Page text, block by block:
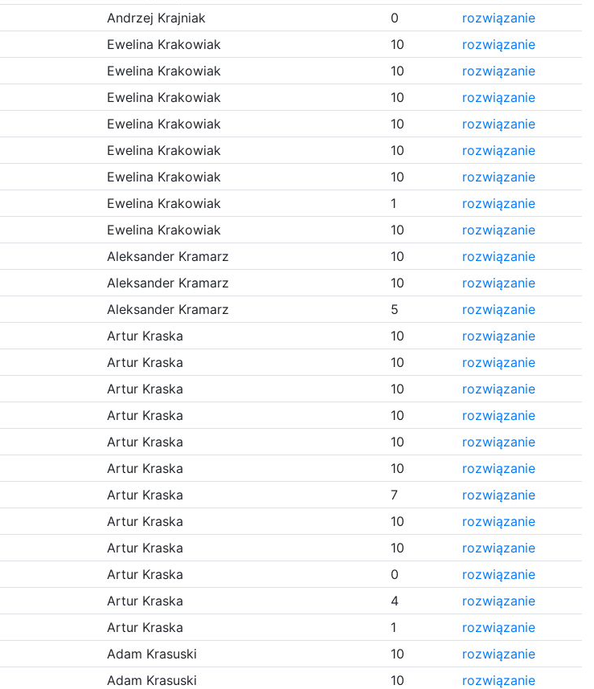
Andrzej Krajniak 0
rozwiązanie
Ewelina Krakowiak 10
rozwiązanie
Ewelina Krakowiak 10
rozwiązanie
Ewelina Krakowiak 10
rozwiązanie
Ewelina Krakowiak 10
rozwiązanie
Ewelina Krakowiak 10
rozwiązanie
Ewelina Krakowiak 10
rozwiązanie
Ewelina Krakowiak 1
rozwiązanie
Ewelina Krakowiak 10
rozwiązanie
Aleksander Kramarz 10
rozwiązanie
Aleksander Kramarz 10
rozwiązanie
Aleksander Kramarz 5
rozwiązanie
Artur Kraska 10
rozwiązanie
Artur Kraska 10
rozwiązanie
Artur Kraska 10
rozwiązanie
Artur Kraska 10
rozwiązanie
Artur Kraska 10
rozwiązanie
Artur Kraska 10
rozwiązanie
Artur Kraska 7
rozwiązanie
Artur Kraska 10
rozwiązanie
Artur Kraska 10
rozwiązanie
Artur Kraska 0
rozwiązanie
Artur Kraska 4
rozwiązanie
Artur Kraska 1
rozwiązanie
Adam Krasuski 10
rozwiązanie
Adam Krasuski 10
rozwiązanie